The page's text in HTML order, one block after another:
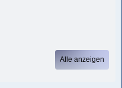
Alle anzeigen